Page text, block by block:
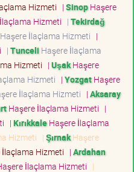
Hizmeti | SinopHaşere
Hizmeti | Tekirdağ
İlaçlama Hizmeti |
| Tunceli Haşere İlaçlama
Hizmeti | UşakHaşere
Hizmeti | YozgatHaşere
İlaçlama Hizmeti | Aksaray
Haşere İlaçlama Hizmeti |
| KırıkkaleHaşere İlaçlama
Hizmeti | ŞırnakHaşere
Hizmeti | Ardahan
İlaçlama Hizmeti |